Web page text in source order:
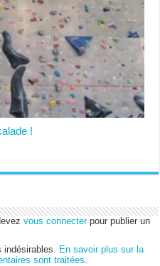
!
vous connecterpour publier un
En savoir plus sur la
sont traitées